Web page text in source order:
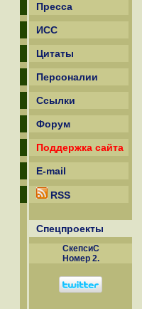
Пресса
ИСС
Цитаты
Персоналии
Ссылки
Форум
Поддержка сайта
E-mail
RSS
Спецпроекты
СкепсиС
Номер 2.